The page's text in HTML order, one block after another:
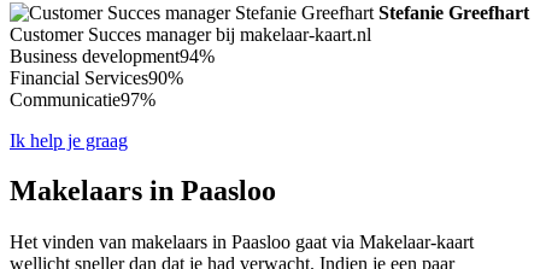
Stefanie Greefhart
Customer Succes manager bij makelaar-kaart.nl
Business development94%
Financial Services90%
Communicatie97%
Ik help je graag
Makelaars in Paasloo
Het vinden van makelaars in Paasloo gaat via Makelaar-kaart
wellicht sneller dan dat je had verwacht. Indien je een paar